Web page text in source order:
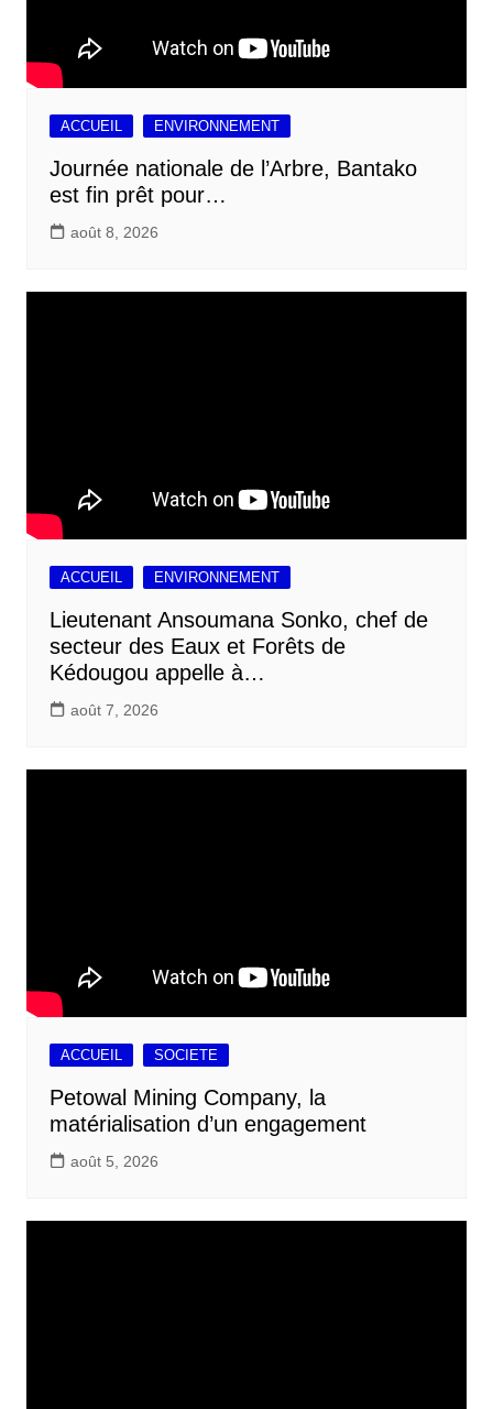
ACCUEIL ENVIRONNEMENT
Journée nationale de l’Arbre, Bantako
est fin prêt pour…
août 8, 2026
ACCUEIL ENVIRONNEMENT
Lieutenant Ansoumana Sonko, chef de
secteur des Eaux et Forêts de
Kédougou appelle à…
août 7, 2026
ACCUEIL SOCIETE
Petowal Mining Company, la
matérialisation d’un engagement
août 5, 2026